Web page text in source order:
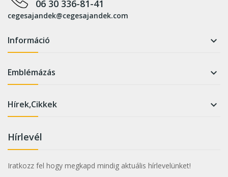
06 30 336-81-41
cegesajandek@cegesajandek.com
Információ 
Emblémázás 
Hírek,Cikkek 
Hírlevél
Iratkozz fel hogy megkapd mindig aktuális hírlevelünket!